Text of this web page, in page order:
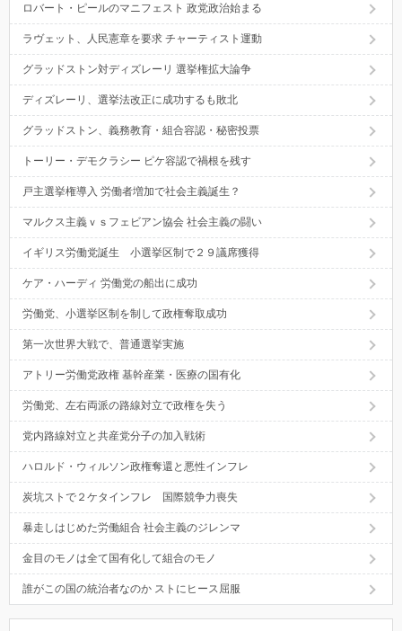
ロバート・ピールのマニフェスト 政党政治始まる
ラヴェット、人民憲章を要求 チャーティスト運動
グラッドストン対ディズレーリ 選挙権拡大論争
ディズレーリ、選挙法改正に成功するも敗北
グラッドストン、義務教育・組合容認・秘密投票
トーリー・デモクラシー ピケ容認で禍根を残す
戸主選挙権導入 労働者増加で社会主義誕生？
マルクス主義ｖｓフェビアン協会 社会主義の闘い
イギリス労働党誕生 小選挙区制で２９議席獲得
ケア・ハーディ 労働党の船出に成功
労働党、小選挙区制を制して政権奪取成功
第一次世界大戦で、普通選挙実施
アトリー労働党政権 基幹産業・医療の国有化
労働党、左右両派の路線対立で政権を失う
党内路線対立と共産党分子の加入戦術
ハロルド・ウィルソン政権奪還と悪性インフレ
炭坑ストで２ケタインフレ 国際競争力喪失
暴走しはじめた労働組合 社会主義のジレンマ
金目のモノは全て国有化して組合のモノ
誰がこの国の統治者なのか ストにヒース屈服